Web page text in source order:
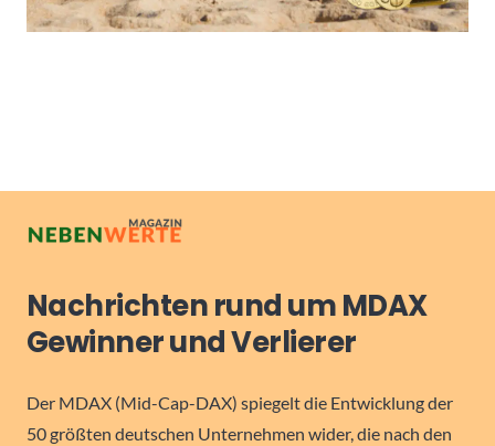
Nachrichten rund um MDAX
Gewinner und Verlierer
Der MDAX (Mid-Cap-DAX) spiegelt die Entwicklung der
50 größten deutschen Unternehmen wider, die nach den